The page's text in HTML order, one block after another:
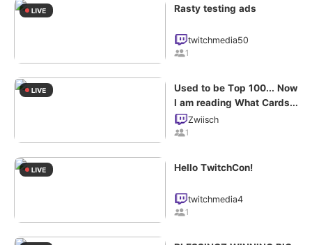
Rasty testing ads
twitchmedia50
1
Used to be Top 100... Now
I am reading What Cards
Do! | First Stream Back
Zwiisch
1
Hello TwitchCon!
twitchmedia4
1